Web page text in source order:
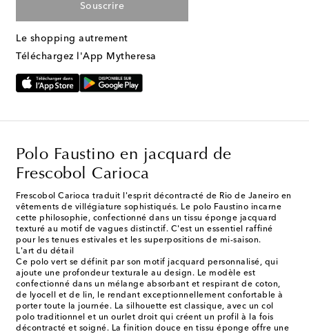
Souscrire
Le shopping autrement
Téléchargez l'App Mytheresa
Polo Faustino en jacquard de
Frescobol Carioca
Frescobol Carioca traduit l'esprit décontracté de Rio de Janeiro en
vêtements de villégiature sophistiqués. Le polo Faustino incarne
cette philosophie, confectionné dans un tissu éponge jacquard
texturé au motif de vagues distinctif. C'est un essentiel raffiné
pour les tenues estivales et les superpositions de mi-saison.
L'art du détail
Ce polo vert se définit par son motif jacquard personnalisé, qui
ajoute une profondeur texturale au design. Le modèle est
confectionné dans un mélange absorbant et respirant de coton,
de lyocell et de lin, le rendant exceptionnellement confortable à
porter toute la journée. La silhouette est classique, avec un col
polo traditionnel et un ourlet droit qui créent un profil à la fois
décontracté et soigné. La finition douce en tissu éponge offre une